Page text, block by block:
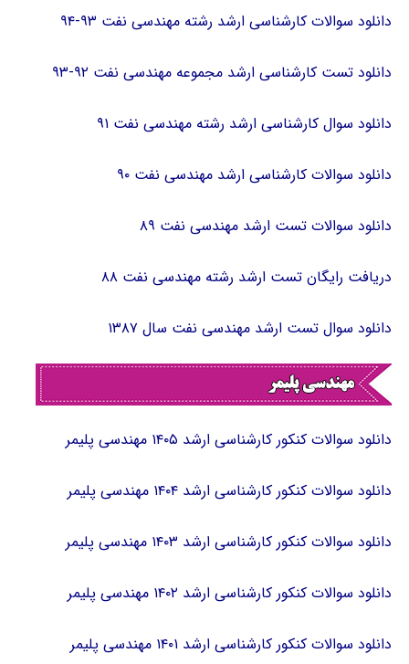
دانلود سوالات کارشناسی ارشد رشته مهندسی نفت ۹۳-۹۴
دانلود تست کارشناسی ارشد مجموعه مهندسی نفت ۹۲-۹۳
دانلود سوال کارشناسی ارشد رشته مهندسی نفت ۹۱
دانلود سوالات کارشناسی ارشد مهندسی نفت ۹۰
دانلود سوالات تست ارشد مهندسی نفت ۸۹
دریافت رایگان تست ارشد رشته مهندسی نفت ۸۸
دانلود سوال تست ارشد مهندسی نفت سال ۱۳۸۷
دانلود سوالات کنکور کارشناسی ارشد ۱۴۰۵ مهندسی پلیمر
دانلود سوالات کنکور کارشناسی ارشد ۱۴۰۴ مهندسی پلیمر
دانلود سوالات کنکور کارشناسی ارشد ۱۴۰۳ مهندسی پلیمر
دانلود سوالات کنکور کارشناسی ارشد ۱۴۰۲ مهندسی پلیمر
دانلود سوالات کنکور کارشناسی ارشد ۱۴۰۱ مهندسی پلیمر